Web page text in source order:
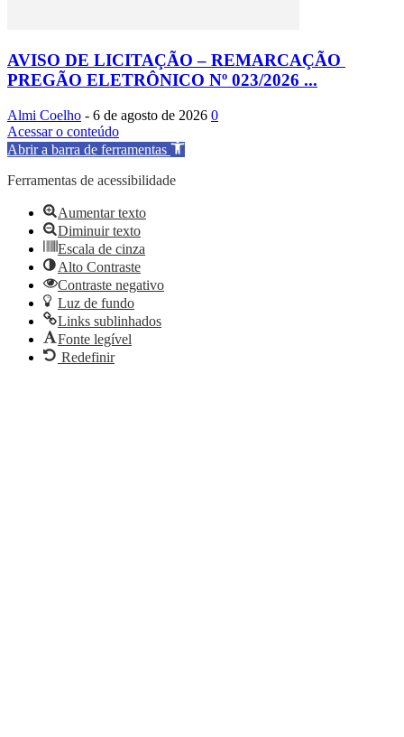
AVISO DE LICITAÇÃO – REMARCAÇÃO
PREGÃO ELETRÔNICO Nº 023/2026 ...
Almi Coelho - 6 de agosto de 2026 0
Acessar o conteúdo
Abrir a barra de ferramentas
Ferramentas de acessibilidade
Aumentar texto
Diminuir texto
Escala de cinza
Alto Contraste
Contraste negativo
Luz de fundo
Links sublinhados
Fonte legível
Redefinir